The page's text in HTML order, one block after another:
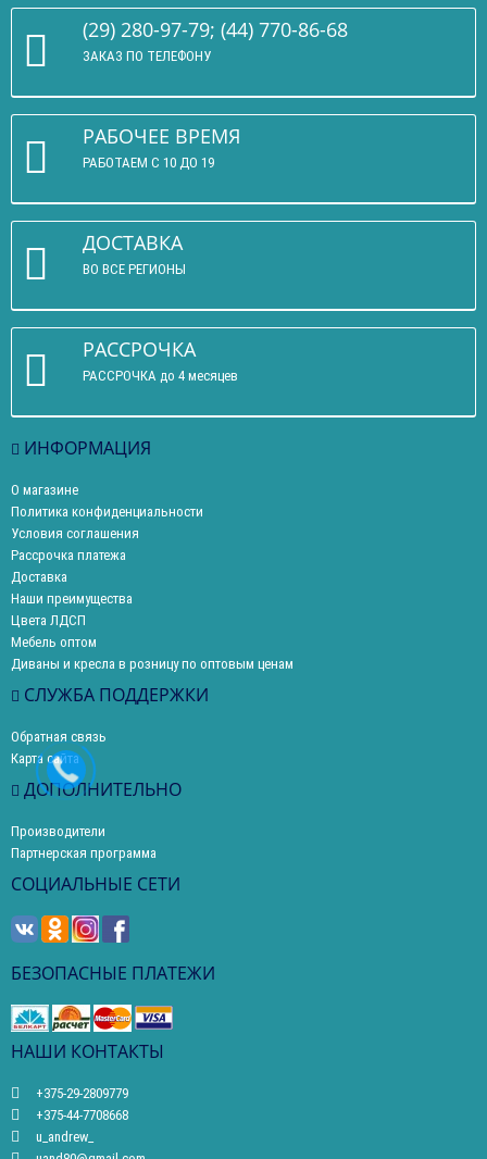
(29) 280-97-79; (44) 770-86-68
ЗАКАЗ ПО ТЕЛЕФОНУ
РАБОЧЕЕ ВРЕМЯ
РАБОТАЕМ С 10 ДО 19
ДОСТАВКА
ВО ВСЕ РЕГИОНЫ
РАССРОЧКА
РАССРОЧКА до 4 месяцев
ИНФОРМАЦИЯ
О магазине
Политика конфиденциальности
Условия соглашения
Рассрочка платежа
Доставка
Наши преимущества
Цвета ЛДСП
Мебель оптом
Диваны и кресла в розницу по оптовым ценам
СЛУЖБА ПОДДЕРЖКИ
Обратная связь
Карта сайта
ДОПОЛНИТЕЛЬНО
Производители
Партнерская программа
СОЦИАЛЬНЫЕ СЕТИ
БЕЗОПАСНЫЕ ПЛАТЕЖИ
НАШИ КОНТАКТЫ
+375-29-2809779
+375-44-7708668
u_andrew_